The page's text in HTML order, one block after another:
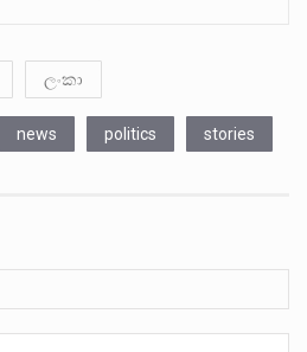
ලංකා
news politics stories